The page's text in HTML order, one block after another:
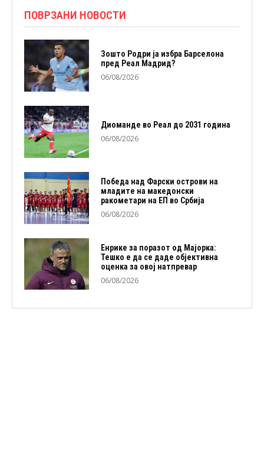
ПОВРЗАНИ НОВОСТИ
Зошто Родри ја избра Барселона
пред Реал Мадрид?
06/08/2026
Диоманде во Реал до 2031 година
06/08/2026
Победа над Фарски острови на
младите на македонски
ракометари на ЕП во Србија
06/08/2026
Енрике за поразот од Мајорка:
Тешко е да се даде објективна
оценка за овој натпревар
06/08/2026